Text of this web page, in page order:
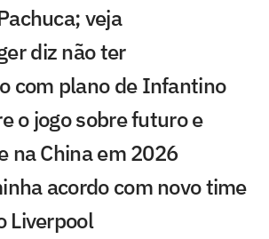
veja
diz não ter
com plano de Infantino
o jogo sobre futuro e
na China em 2026
acordo com novo time
Liverpool